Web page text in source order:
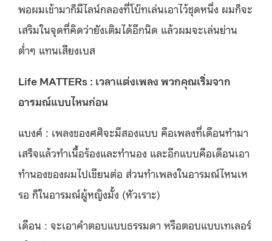
พอผมเข้ามาก็มีไลน์กลองที่โบ๊ทเล่นเอาไว้ชุดหนึ่ง ผมก็จะ
เสริมในจุดที่คิดว่ายังเติมได้อีกนิด แล้วผมจะเล่นย่าน
ต่ำๆ แทนเสียงเบส
Life MATTERs : เวลาแต่งเพลง พวกคุณเริ่มจาก
อารมณ์แบบไหนก่อน
แบงค์ : เพลงของศศิจะมีสองแบบ คือเพลงที่เดือนทำมา
เสร็จแล้วทำเนื้อร้องและทำนอง และอีกแบบคือเดือนเอา
ทำนองของผมไปเขียนต่อ ส่วนทำเพลงในอารมณ์ไหนเห
รอ ก็ในอารมณ์ผู้หญิงมั้ง (หัวเราะ)
เดือน : จะเอาคำตอบแบบธรรมดา หรือตอบแบบเทเลอร์